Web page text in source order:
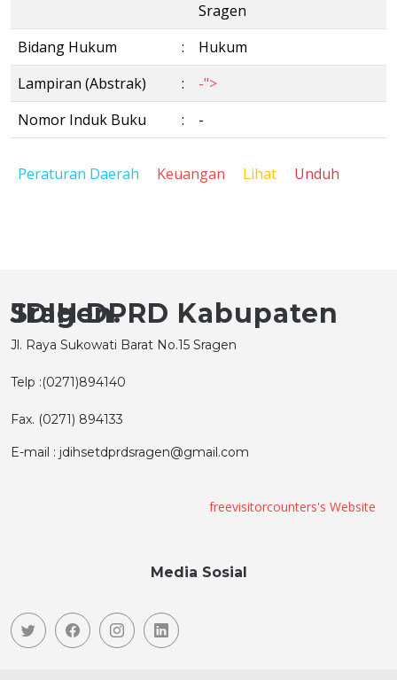
Sragen
Bidang Hukum
:
Hukum
Lampiran (Abstrak)
:
-">
Nomor Induk Buku
: -
Peraturan Daerah Keuangan Lihat Unduh
JDIH DPRD Kabupaten Sragen.
Jl. Raya Sukowati Barat No.15 Sragen
Telp :(0271)894140
Fax. (0271) 894133
E-mail : jdihsetdprdsragen@gmail.com
freevisitorcounters's Website
Media Sosial